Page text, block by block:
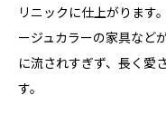
リニックに仕上がります
ージュカラーの家具など
に流されすぎず、長く愛
す。